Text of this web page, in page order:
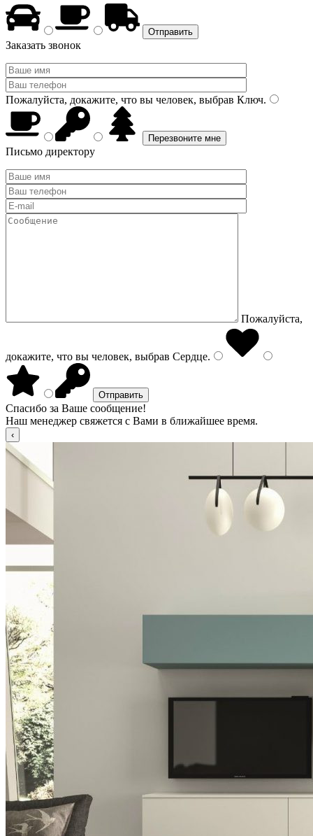
Заказать звонок
Пожалуйста, докажите, что вы человек, выбрав Ключ.
Письмо директору
Пожалуйста,
докажите, что вы человек, выбрав Сердце.
Спасибо за Ваше сообщение!
Наш менеджер свяжется с Вами в ближайшее время.